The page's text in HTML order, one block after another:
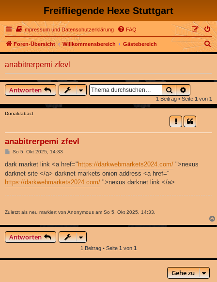
Freifliegende Hexe Stuttgart
Impressum und Datenschutzerklärung FAQ
Foren-Übersicht Willkommensbereich Gästebereich
S
u
anabitrerpemi zfevl
Antworten Suche
1 Beitrag • Seite 1 von 1
Donaldabact
anabitrerpemi zfevl
B
i
r
a
g
So 5. Okt 2025, 14:33
dark market link <a href=" https://darkwebmarkets2024.com/ ">nexus
darknet site </a> darknet markets onion address <a href="
https://darkwebmarkets2024.com/ ">nexus darknet link </a>
Zuletzt als neu markiert von Anonymous am So 5. Okt 2025, 14:33.
Antworten
1 Beitrag • Seite 1 von 1
Gehe zu